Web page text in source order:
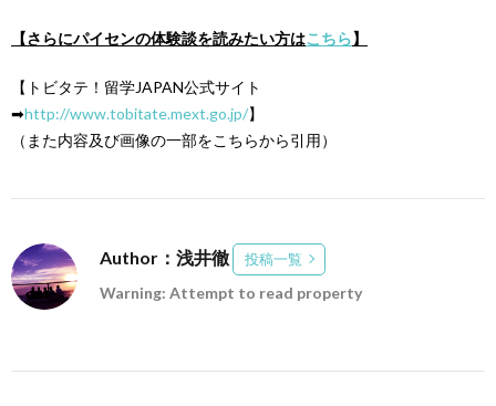
【さらにパイセンの体験談を読みたい方はこちら】
【トビタテ！留学JAPAN公式サイト
➡︎http://www.tobitate.mext.go.jp/】
（また内容及び画像の一部をこちらから引用）
Author：浅井徹 投稿一覧
Warning: Attempt to read property